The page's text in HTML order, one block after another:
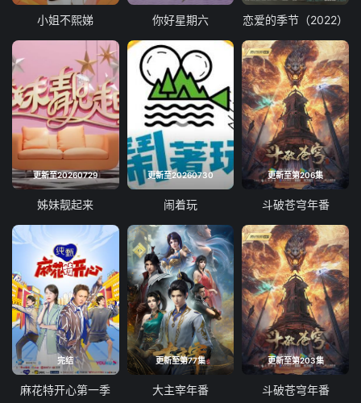
小姐不熙娣 你好星期六 恋爱的季节（2022）
更新至20260729
姊妹靓起来
更新至20260730
闹着玩
更新至第206集
斗破苍穹年番
完结
麻花特开心第一季
更新至第77集
大主宰年番
更新至第203集
斗破苍穹年番